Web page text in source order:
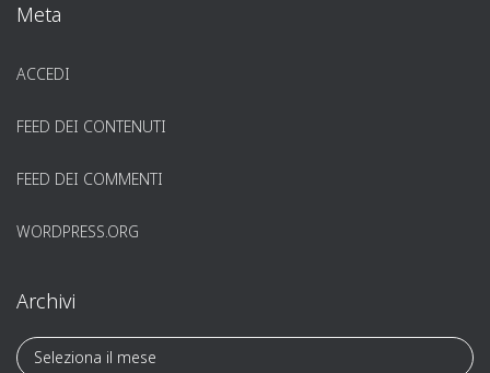
Meta
ACCEDI
FEED DEI CONTENUTI
FEED DEI COMMENTI
WORDPRESS.ORG
Archivi
A